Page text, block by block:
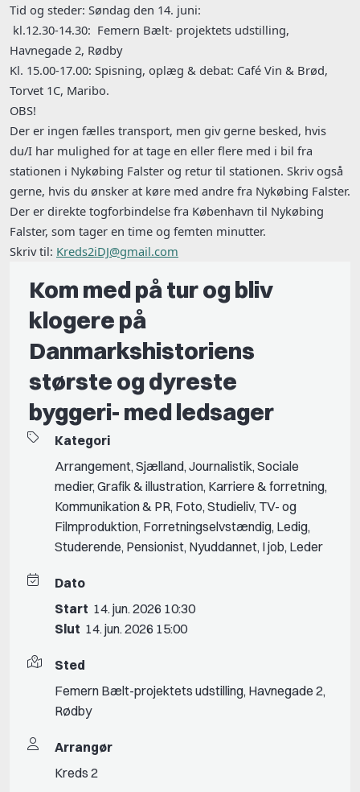
Tid og steder: Søndag den 14. juni:
kl.12.30-14.30: Femern Bælt- projektets udstilling,
Havnegade 2, Rødby
Kl. 15.00-17.00: Spisning, oplæg & debat: Café Vin & Brød,
Torvet 1C, Maribo.
OBS!
Der er ingen fælles transport, men giv gerne besked, hvis
du/I har mulighed for at tage en eller flere med i bil fra
stationen i Nykøbing Falster og retur til stationen. Skriv også
gerne, hvis du ønsker at køre med andre fra Nykøbing Falster.
Der er direkte togforbindelse fra København til Nykøbing
Falster, som tager en time og femten minutter.
Skriv til: Kreds2iDJ@gmail.com
Kom med på tur og bliv
klogere på
Danmarkshistoriens
største og dyreste
byggeri- med ledsager
Kategori
Arrangement, Sjælland, Journalistik, Sociale
medier, Grafik & illustration, Karriere & forretning,
Kommunikation & PR, Foto, Studieliv, TV- og
Filmproduktion, Forretningselvstændig, Ledig,
Studerende, Pensionist, Nyuddannet, I job, Leder
Dato
Start 14. jun. 2026 10:30
Slut 14. jun. 2026 15:00
Sted
Femern Bælt-projektets udstilling, Havnegade 2,
Rødby
Arrangør
Kreds 2